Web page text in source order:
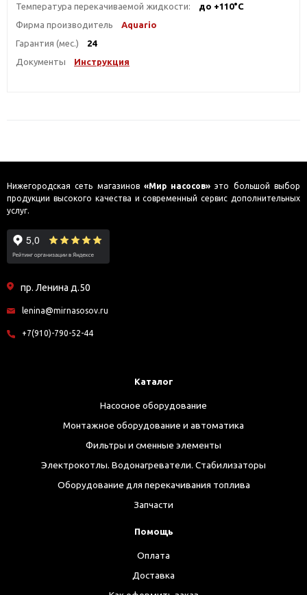
Температура перекачиваемой жидкости:
до +110°С
Фирма производитель
Aquario
Гарантия (мес.)
24
Документы
Инструкция
Нижегородская сеть магазинов «Мир насосов» это большой выбор
продукции высокого качества и современный сервис дополнительных
услуг.
пр. Ленина д.50
lenina@mirnasosov.ru
+7(910)-790-52-44
Каталог
Насосное оборудование
Монтажное оборудование и автоматика
Фильтры и сменные элементы
Электрокотлы. Водонагреватели. Стабилизаторы
Оборудование для перекачивания топлива
Запчасти
Помощь
Оплата
Доставка